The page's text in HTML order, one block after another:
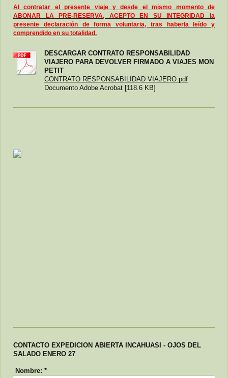
Al contratar el presente viaje y desde el mismo momento de
ABONAR LA PRE-RESERVA, ACEPTO EN SU INTEGRIDAD la
presente declaración de forma voluntaria, tras haberla leído y
comprendido en su totalidad.
DESCARGAR CONTRATO RESPONSABILIDAD
VIAJERO PARA DEVOLVER FIRMADO A VIAJES MON
PETIT
CONTRATO RESPONSABILIDAD VIAJERO.pdf
Documento Adobe Acrobat [118.6 KB]
CONTACTO EXPEDICION ABIERTA INCAHUASI - OJOS DEL
SALADO ENERO 27
Nombre: *